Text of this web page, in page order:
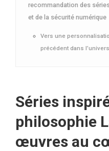
recommandation des
et de la sécurité numérique
Vers une
précédent dans
Séries
philosophie
œuvres au